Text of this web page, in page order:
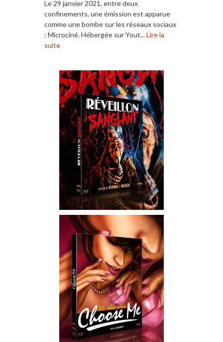
Le 29 janvier 2021, entre deux
confinements, une émission est apparue
comme une bombe sur les réseaux sociaux
: Microciné. Hébergée sur Yout...Lire la
suite